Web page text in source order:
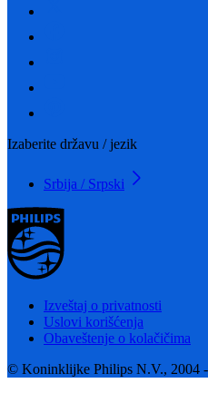
Izaberite državu / jezik
Srbija / Srpski
Izveštaj o privatnosti
Uslovi korišćenja
Obaveštenje o kolačičima
© Koninklijke Philips N.V., 2004 -